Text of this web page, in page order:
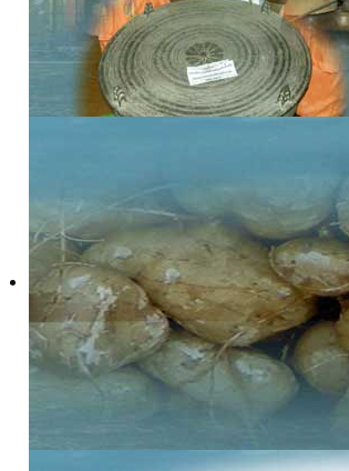
สรภัญญะหรือสารภัญญะเป็นทำนองสวด
หนึ่ง นิยมร้องกันในเทศกาลออกพรรษา
เข้าร่วมประกวดในงานทอดถวายเทียนพร
เป็นการเสริมสร้างความสามัคคี ให้ความ
อย่างหนึ่งที่จะอบรมสั่งสอนข้อธรรมะให้กับช
ตัวอย่างบทกลอนร้องส
กลอนบูชาพระรัตนตรัย
ข้าขอประนมกร กราบ
ขอบูชาแก้วทั้งสาม ที่ลือ
พุทโธผู้ตื่นแล้ว รู้แนวท
ล้ำเลิศทั่วแดนไกล ฟูเฟื่อ
จะหาท่านองค์ใด หญิงช
มโนควรนอบน้อม พร้อม
มโนน้อมคุณพระธรรม ที่ค
เปรียบดังพรที่ล้ำค่า ศา
ทำให้ชาวประชา ทั่วถ้